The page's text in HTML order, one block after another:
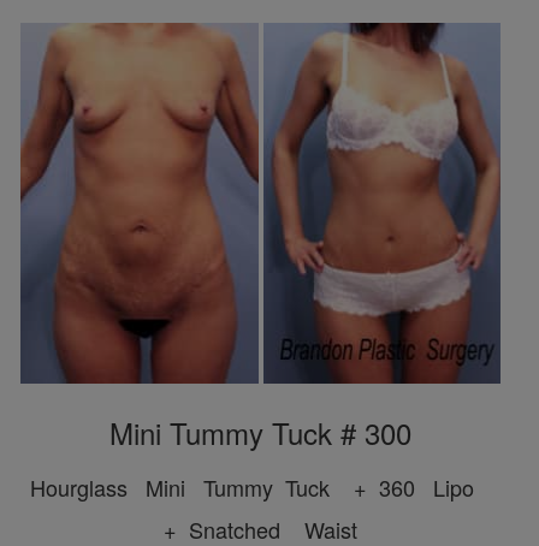
Mini Tummy Tuck # 300
Hourglass Mini Tummy Tuck + 360 Lipo
+ Snatched Waist